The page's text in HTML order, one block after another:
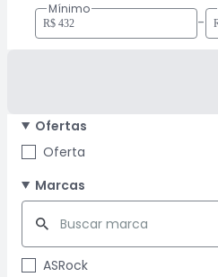
Mínimo
-
Ofertas
Oferta
Marcas
ASRock